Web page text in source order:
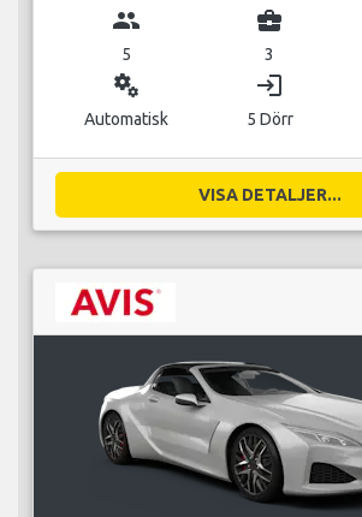
group
5
business_center
3
miscellaneous_services
Automatisk
login
5 Dörr
VISA DETALJER...